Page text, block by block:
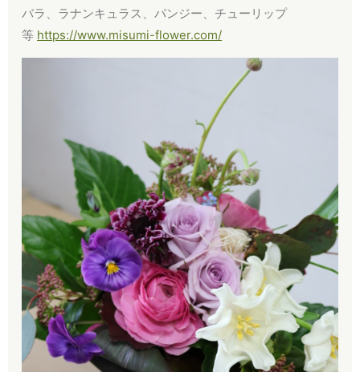
​バラ、ラナンキュラス、パンジー、チューリップ
等 https://www.misumi-flower.com/